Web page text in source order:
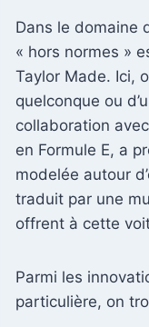
Dans le domaine
« hors normes »
Taylor Made. Ici,
quelconque ou
collaboration
en Formule E, a
modelée autour
traduit par une
offrent à cette
Parmi les
particulière, on